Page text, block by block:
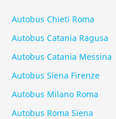
Autobus Chieti Roma
Autobus Catania Ragusa
Autobus Catania Messina
Autobus Siena Firenze
Autobus Milano Roma
Autobus Roma Siena